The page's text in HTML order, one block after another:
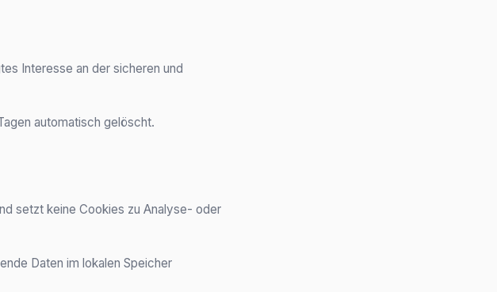
Interesse an der sicheren und
automatisch gelöscht.
setzt keine Cookies zu Analyse- oder
Daten im lokalen Speicher